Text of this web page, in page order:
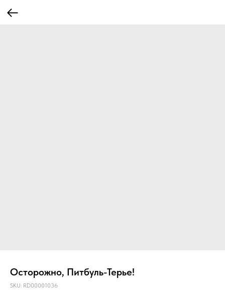
Осторожно, Питбуль-Терье!
SKU: RD00001036